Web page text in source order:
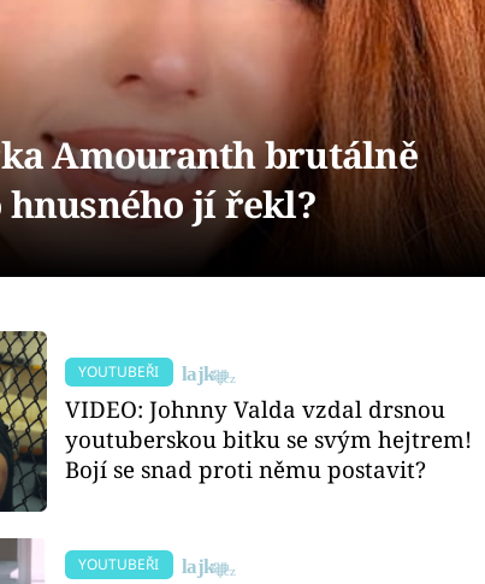
Amouranth brutálně
jí řekl?
YOUTUBEŘI
VIDEO: Johnny Valda vzdal drsnou
youtuberskou bitku se svým hejtrem!
Bojí se snad proti němu postavit?
YOUTUBEŘI